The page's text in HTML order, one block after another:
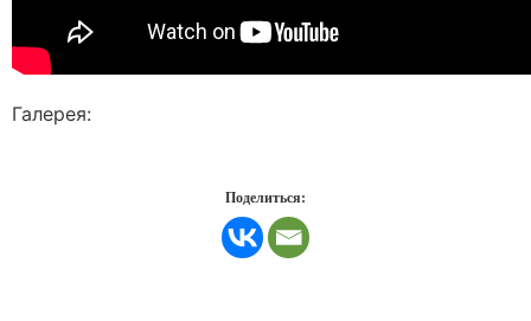
Галерея:
Поделиться: